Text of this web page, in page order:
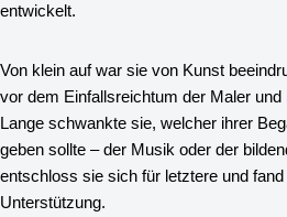
entwickelt.
Von klein auf war sie von Kunst
vor dem Einfallsreichtum der Maler
Lange schwankte sie, welcher ihrer
geben sollte – der Musik oder der
entschloss sie sich für letztere und
Unterstützung.